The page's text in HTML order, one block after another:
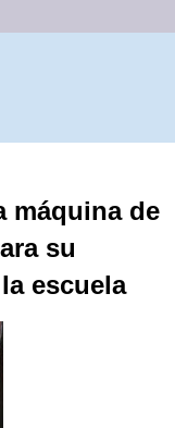
máquina de
su
escuela